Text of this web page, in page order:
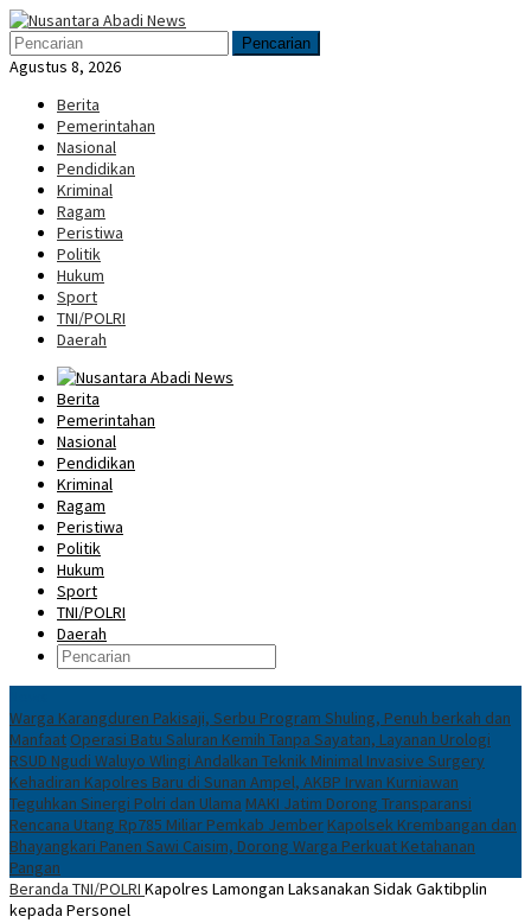
Loncat
ke
konten
Menu
Mobile
Pencarian
Agustus 8, 2026
Berita
Pemerintahan
Nasional
Pendidikan
Kriminal
Ragam
Peristiwa
Politik
Hukum
Sport
TNI/POLRI
Daerah
Berita
Pemerintahan
Nasional
Pendidikan
Kriminal
Ragam
Peristiwa
Politik
Hukum
Sport
TNI/POLRI
Daerah
Warga Karangduren Pakisaji, Serbu Program Shuling, Penuh berkah dan
Manfaat Operasi Batu Saluran Kemih Tanpa Sayatan, Layanan Urologi
RSUD Ngudi Waluyo Wlingi Andalkan Teknik Minimal Invasive Surgery
Kehadiran Kapolres Baru di Sunan Ampel, AKBP Irwan Kurniawan
Teguhkan Sinergi Polri dan Ulama MAKI Jatim Dorong Transparansi
Rencana Utang Rp785 Miliar Pemkab Jember Kapolsek Krembangan dan
Bhayangkari Panen Sawi Caisim, Dorong Warga Perkuat Ketahanan
Pangan
Beranda TNI/POLRI Kapolres Lamongan Laksanakan Sidak Gaktibplin
kepada Personel